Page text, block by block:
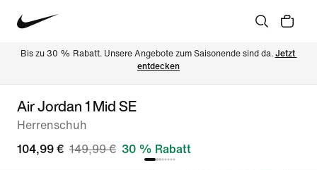
Bis zu 30 % Rabatt. Unsere Angebote zum Saisonende sind da. Jetzt
entdecken
Air Jordan 1 Mid SE
Herrenschuh
104,99 € 149,99 € 30 % Rabatt